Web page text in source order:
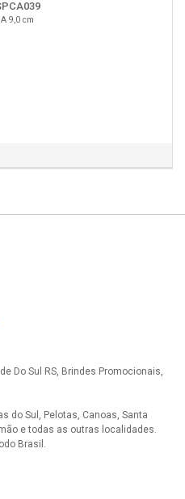
9,0 cm
Do Sul RS, Brindes Promocionais,
do Sul, Pelotas, Canoas, Santa
e todas as outras localidades.
Brasil.